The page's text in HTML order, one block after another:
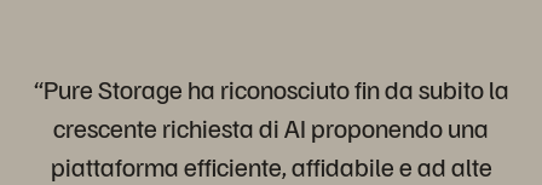
“Pure Storage ha riconosciuto fin da subito la
crescente richiesta di AI proponendo una
piattaforma efficiente, affidabile e ad alte